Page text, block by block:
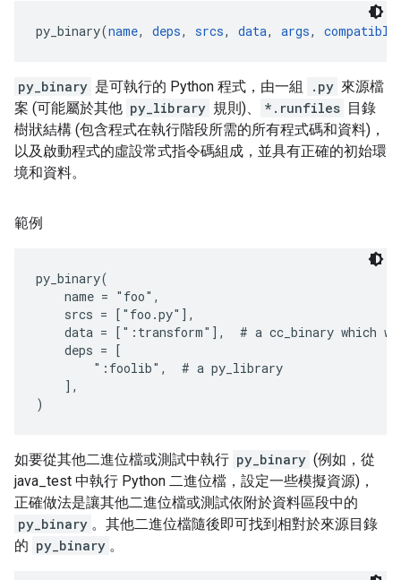
py_binary(name, deps, srcs, data, args,
py_binary 是可執行的 Python 程式，由一組 .py 來源檔
案 (可能屬於其他 py_library 規則)、 *.runfiles 目錄
樹狀結構 (包含程式在執行階段所需的所有程式碼和資料)，
以及啟動程式的虛設常式指令碼組成，並具有正確的初始環
境和資料。
範例
py_binary(
    name = "foo",
    srcs = ["foo.py"],
data = [":transform"],  # a cc_binary which
    deps = [
        ":foolib",  # a py_library
    ],
如要從其他二進位檔或測試中執行 py_binary (例如，從
java_test 中執行 Python 二進位檔，設定一些模擬資源)，
正確做法是讓其他二進位檔或測試依附於資料區段中的
py_binary 。其他二進位檔隨後即可找到相對於來源目錄
的 py_binary 。